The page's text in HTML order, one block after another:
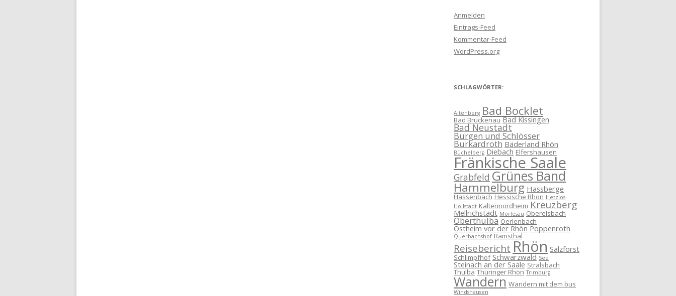
Anmelden
Eintrags-Feed
Kommentar-Feed
WordPress.org
SCHLAGWÖRTER:
Altenberg Bad Bocklet
Bad Brückenau Bad Kissingen
Bad Neustadt
Burgen und Schlösser
Burkardroth Bäderland Rhön
Büchelberg Diebach Elfershausen
Fränkische Saale
Grabfeld Grünes Band
Hammelburg Hassberge
Hassenbach Hessische Rhön Hetzlos
Hollstadt Kaltennordheim Kreuzberg
Mellrichstadt Morlesau Oberelsbach
Oberthulba Oerlenbach
Ostheim vor der Rhön Poppenroth
Querbachshof Ramsthal
ReiseberichtRhön Salzforst
Schlimpfhof Schwarzwald See
Steinach an der Saale Stralsbach
Thulba Thüringer Rhön Trimburg
Wandern Wandern mit dem bus
Windshausen